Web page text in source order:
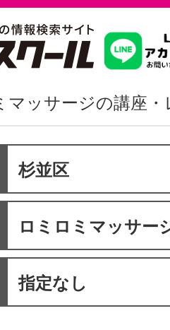
習いたいこ
スクールを
駅・路線か
通信講座を
マッサージの講座
杉並区
ロミロミマッサー
指定なし